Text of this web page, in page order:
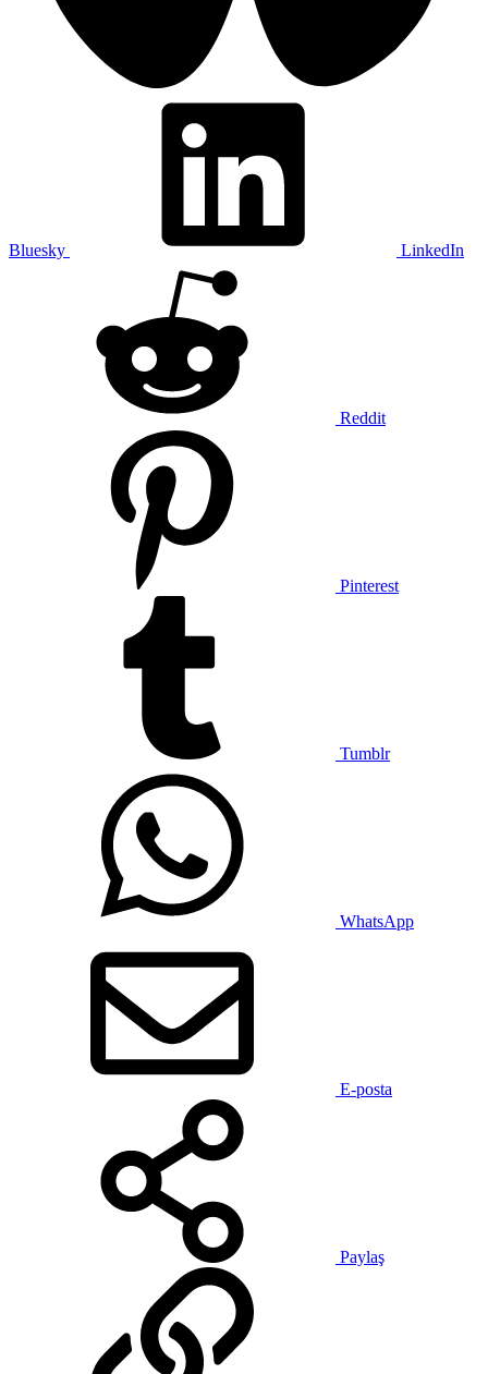
Bluesky LinkedIn
Reddit
Pinterest
Tumblr
WhatsApp
E-posta
Paylaş